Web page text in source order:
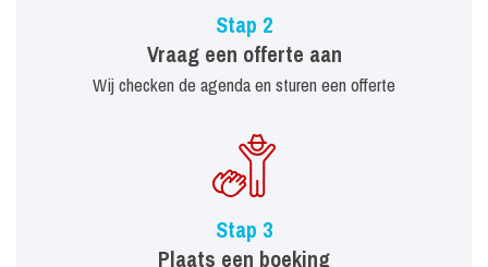
Stap 2
Vraag een offerte aan
Wij checken de agenda en sturen een offerte
Stap 3
Plaats een boeking